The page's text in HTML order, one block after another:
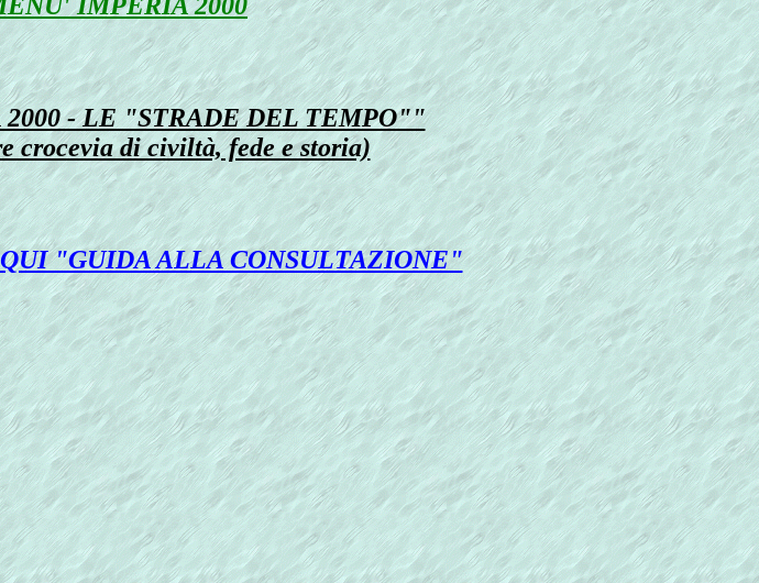
- LE "STRADE DEL TEMPO""
crocevia di civiltà, fede e storia)
"GUIDA ALLA CONSULTAZIONE"